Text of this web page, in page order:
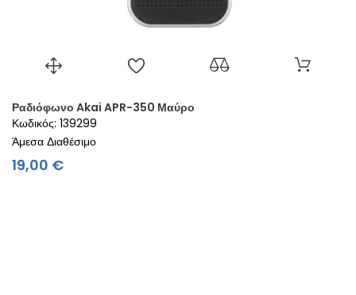
Ραδιόφωνο Akai APR-350 Μαύρο
Κωδικός: 139299
Άμεσα Διαθέσιμο
19,00 €Τιμή